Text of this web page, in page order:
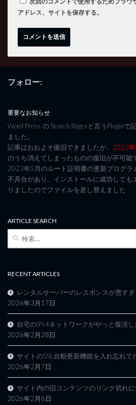
アドレス、サイトを保存する。
フォロー:
重要なお知らせ
Word Press の Search Regexと言うPlugin
ました。
記事はおおよそ復旧できましたが、 2023
のうち消えてしまったものの復旧が不可能
2023年5月のルート証明書の更新プログラ
不具合があり、インストールに成功しても
りましたのでファイルを差し替えました
ARTICLE SEARCH
RECENT ARTICLES
レンタルサーバーのレスポンスが悪す
2026年3月17日
自宅のIPv4ネットワークがやっと復活
2026年2月28日
サイトのSSL自動更新機能を入れ忘れて
2026年2月7日
サイト内の旧コンテンツのリンク切れ
2026年2月6日